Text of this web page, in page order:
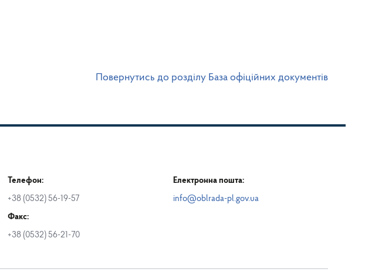
Повернутись до розділу База офіційних документів
Телефон:
+38 (0532) 56-19-57
Факс:
+38 (0532) 56-21-70
Електронна пошта:
info@oblrada-pl.gov.ua